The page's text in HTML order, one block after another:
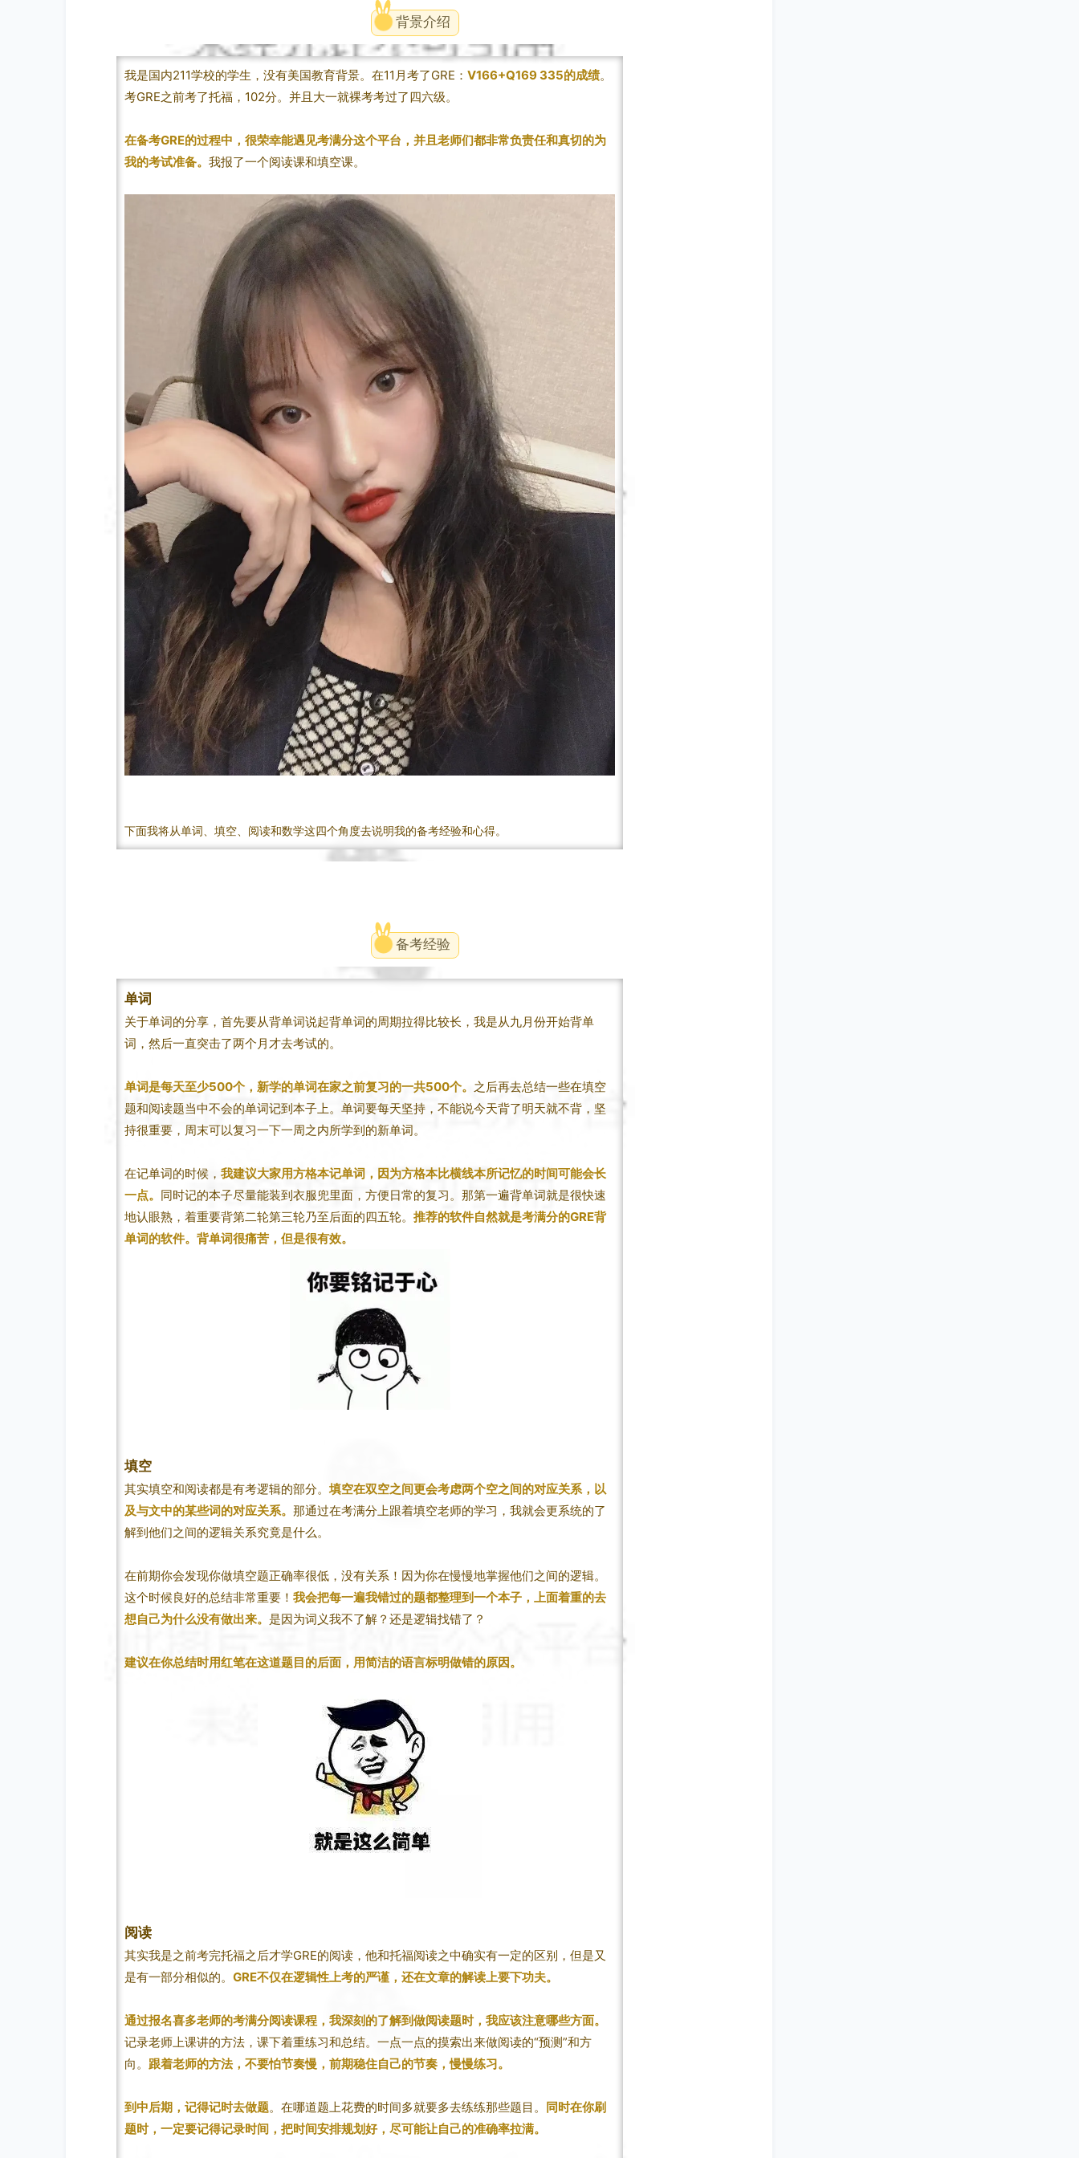
背景介绍
我是国内211学校的学生，没有美国教育背景。在11月考了GRE： V166+Q169 335的成绩。
考GRE之前考了托福，102分。并且大一就裸考考过了四六级。
在备考GRE的过程中，很荣幸能遇见考满分这个平台，并且老师们都非常负责任和真切的为
我的考试准备。 我报了一个阅读课和填空课。
下面我将从单词、填空、阅读和数学这四个角度去说明我的备考经验和心得。
备考经验
单词
关于单词的分享，首先要从背单词说起背单词的周期拉得比较长，我是从九月份开始背单
词，然后一直突击了两个月才去考试的。
单词是每天至少500个，新学的单词在家之前复习的一共500个。 之后再去总结一些在填空
题和阅读题当中不会的单词记到本子上。单词要每天坚持，不能说今天背了明天就不背，坚
持很重要，周末可以复习一下一周之内所学到的新单词。
在记单词的时候， 我建议大家用方格本记单词，因为方格本比横线本所记忆的时间可能会长
一点。 同时记的本子尽量能装到衣服兜里面，方便日常的复习。那第一遍背单词就是很快速
地认眼熟，着重要背第二轮第三轮乃至后面的四五轮。 推荐的软件自然就是考满分的GRE背
单词的软件。背单词很痛苦，但是很有效。
填空
其实填空和阅读都是有考逻辑的部分。填空在双空之间更会考虑两个空之间的对应关系，以
及与文中的某些词的对应关系。 那通过在考满分上跟着填空老师的学习，我就会更系统的了
解到他们之间的逻辑关系究竟是什么。
在前期你会发现你做填空题正确率很低，没有关系！因为你在慢慢地掌握他们之间的逻辑。
这个时候良好的总结非常重要！ 我会把每一遍我错过的题都整理到一个本子，上面着重的去
想自己为什么没有做出来。 是因为词义我不了解？还是逻辑找错了？
建议在你总结时用红笔在这道题目的后面，用简洁的语言标明做错的原因。
阅读
其实我是之前考完托福之后才学GRE的阅读，他和托福阅读之中确实有一定的区别，但是又
是有一部分相似的。 GRE不仅在逻辑性上考的严谨，还在文章的解读上要下功夫。
通过报名喜多老师的考满分阅读课程，我深刻的了解到做阅读题时，我应该注意哪些方面。
记录老师上课讲的方法，课下着重练习和总结。一点一点的摸索出来做阅读的“预测”和方
向。 跟着老师的方法，不要怕节奏慢，前期稳住自己的节奏，慢慢练习。
到中后期，记得记时去做题。在哪道题上花费的时间多就要多去练练那些题目。 同时在你刷
题时，一定要记得记录时间，把时间安排规划好，尽可能让自己的准确率拉满。